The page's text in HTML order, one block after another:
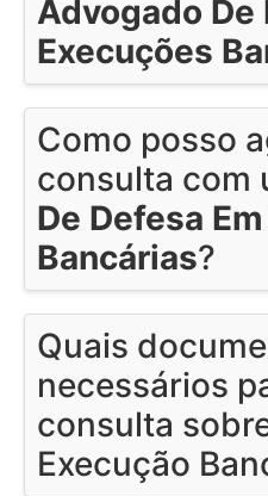
Advogado De
Execuções
Como posso
consulta com
De Defesa
Bancárias?
Quais
necessários
consulta
Execução